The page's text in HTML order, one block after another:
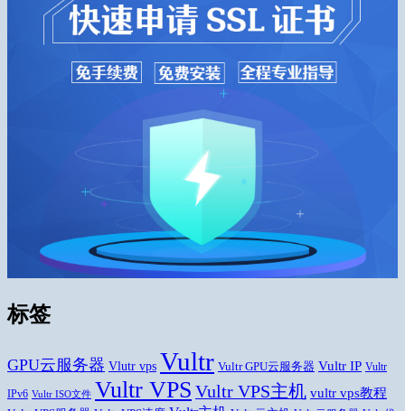
标签
GPU云服务器 Vlutr vps Vultr Vultr GPU云服务器 Vultr IP Vultr
IPv6 Vultr ISO文件 Vultr VPS Vultr VPS主机 vultr vps教程